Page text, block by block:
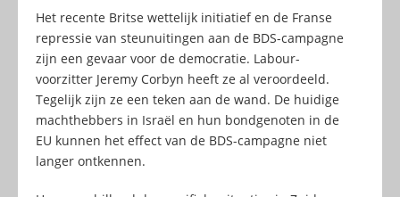
Het recente Britse wettelijk initiatief en de Franse
repressie van steunuitingen aan de BDS-campagne
zijn een gevaar voor de democratie. Labour-
voorzitter Jeremy Corbyn heeft ze al veroordeeld.
Tegelijk zijn ze een teken aan de wand. De huidige
machthebbers in Israël en hun bondgenoten in de
EU kunnen het effect van de BDS-campagne niet
langer ontkennen.